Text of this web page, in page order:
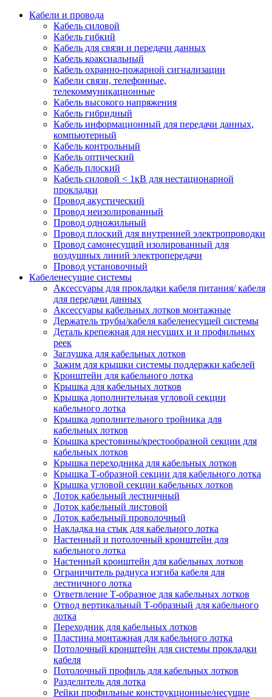
Кабели и провода
Кабель силовой
Кабель гибкий
Кабель для связи и передачи данных
Кабель коаксиальный
Кабель охранно-пожарной сигнализации
Кабели связи, телефонные,
телекоммуникационные
Кабель высокого напряжения
Кабель гибридный
Кабель информационный для передачи данных,
компьютерный
Кабель контрольный
Кабель оптический
Кабель плоский
Кабель силовой < 1кВ для нестационарной
прокладки
Провод акустический
Провод неизолированный
Провод одножильный
Провод плоский для внутренней электропроводки
Провод самонесущий изолированный для
воздушных линий электропередачи
Провод установочный
Кабеленесущие системы
Аксессуары для прокладки кабеля питания/ кабеля
для передачи данных
Аксессуары кабельных лотков монтажные
Держатель трубы/кабеля кабеленесущей системы
Деталь крепежная для несущих и и профильных
реек
Заглушка для кабельных лотков
Зажим для крышки системы поддержки кабелей
Кронштейн для кабельного лотка
Крышка для кабельных лотков
Крышка дополнительная угловой секции
кабельного лотка
Крышка дополнительного тройника для
кабельных лотков
Крышка крестовины/крестообразной секции для
кабельных лотков
Крышка переходника для кабельных лотков
Крышка Т-образной секции для кабельного лотка
Крышка угловой секции кабельных лотков
Лоток кабельный лестничный
Лоток кабельный листовой
Лоток кабельный проволочный
Накладка на стык для кабельного лотка
Настенный и потолочный кронштейн для
кабельного лотка
Настенный кронштейн для кабельных лотков
Ограничитель радиуса изгиба кабеля для
лестничного лотка
Ответвление Т-образное для кабельных лотков
Отвод вертикальный Т-образный для кабельного
лотка
Переходник для кабельных лотков
Пластина монтажная для кабельного лотка
Потолочный кронштейн для системы прокладки
кабеля
Потолочный профиль для кабельных лотков
Разделитель для лотка
Рейки профильные конструкционные/несущие